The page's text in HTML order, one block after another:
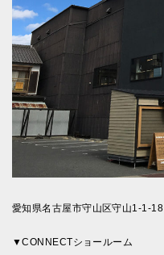
愛知県名古屋市守山区守山1-1-18
▼CONNECTショールーム